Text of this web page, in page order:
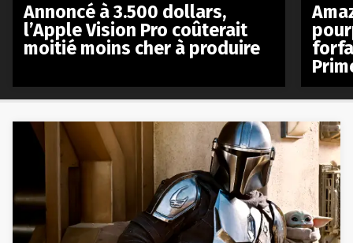
Annoncé à 3.500 dollars,
l’Apple Vision Pro coûterait
moitié moins cher à produire